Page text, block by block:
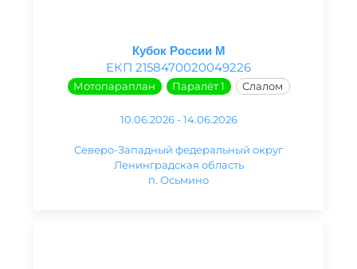
Кубок России М
ЕКП 2158470020049226
Мотопараплан Паралёт 1 Слалом
10.06.2026 - 14.06.2026
Северо-Западный федеральный округ
Ленинградская область
п. Осьмино